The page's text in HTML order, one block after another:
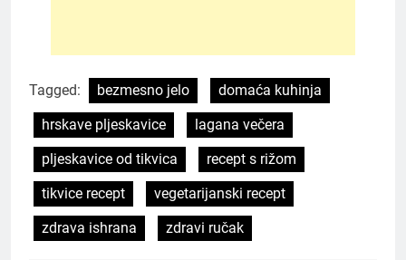
Tagged: bezmesno jelo
domaća kuhinja
hrskave pljeskavice
lagana večera
pljeskavice od tikvica
recept s rižom
tikvice recept
vegetarijanski recept
zdrava ishrana
zdravi ručak